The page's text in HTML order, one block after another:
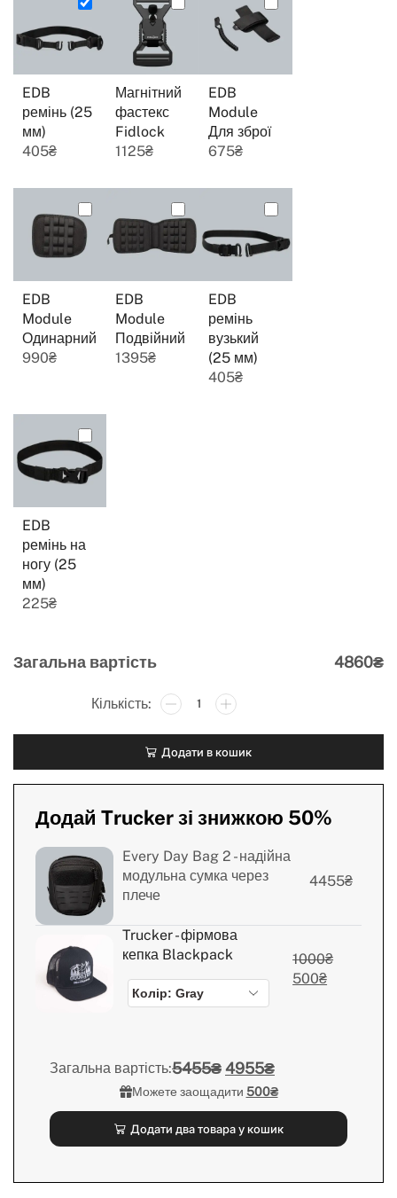
EDB
ремінь (25
мм)
405₴
Магнітний
фастекс
Fidlock
1125₴
EDB
Module
Для зброї
675₴
EDB
Module
Одинарний
990₴
EDB
Module
Подвійний
1395₴
EDB
ремінь
вузький
(25 мм)
405₴
EDB
ремінь на
ногу (25
мм)
225₴
Загальна вартість 4860₴
Додати в кошик
Додай Trucker зі знижкою 50%
Every Day Bag 2 - надійна
модульна сумка через
плече
4455₴
Trucker - фірмова
кепка Blackpack
1000₴
500₴
Загальна вартість:5455₴4955₴
Можете заощадити 500₴
Додати два товара у кошик